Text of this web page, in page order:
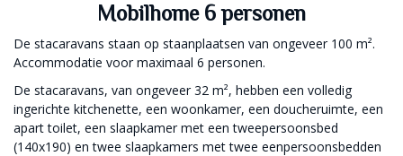
Mobilhome 6 personen
De stacaravans staan op staanplaatsen van ongeveer 100 m².
Accommodatie voor maximaal 6 personen.
De stacaravans, van ongeveer 32 m², hebben een volledig
ingerichte kitchenette, een woonkamer, een doucheruimte, een
apart toilet, een slaapkamer met een tweepersoonsbed
(140x190) en twee slaapkamers met twee eenpersoonsbedden